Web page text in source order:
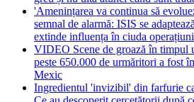
'Amenințarea va continua să
semnal de alarmă: ISIS se
extinde influența în ciuda
VIDEO Scene de groază în timpul
peste 650.000 de urmăritori a fost
Mexic
Ingredientul 'invizibil' din farfurie